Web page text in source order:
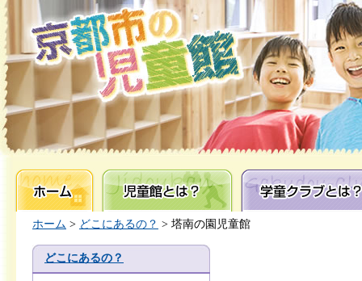
ホーム 児童館とは？ 学童クラブとは？
ホーム > どこにあるの？ > 塔南の園児童館
どこにあるの？